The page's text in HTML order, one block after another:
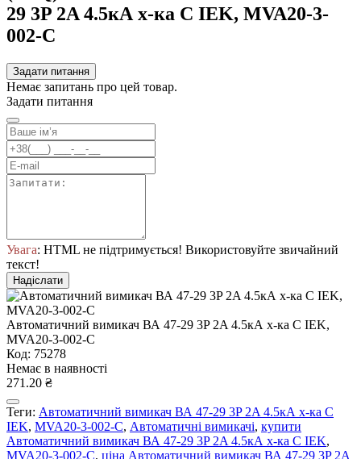
29 3P 2A 4.5кА х-ка C IEK, MVA20-3-
002-C
Задати питання
Немає запитань про цей товар.
Задати питання
Увага: HTML не підтримується! Використовуйте звичайний
текст!
Надіслати
Автоматичний вимикач ВА 47-29 3P 2A 4.5кА х-ка C IEK,
MVA20-3-002-C
Код: 75278
Немає в наявності
271.20 ₴
Теги: Автоматичний вимикач ВА 47-29 3P 2A 4.5кА х-ка C
IEK, MVA20-3-002-C, Автоматичні вимикачі, купити
Автоматичний вимикач ВА 47-29 3P 2A 4.5кА х-ка C IEK,
MVA20-3-002-C, ціна Автоматичний вимикач ВА 47-29 3P 2A